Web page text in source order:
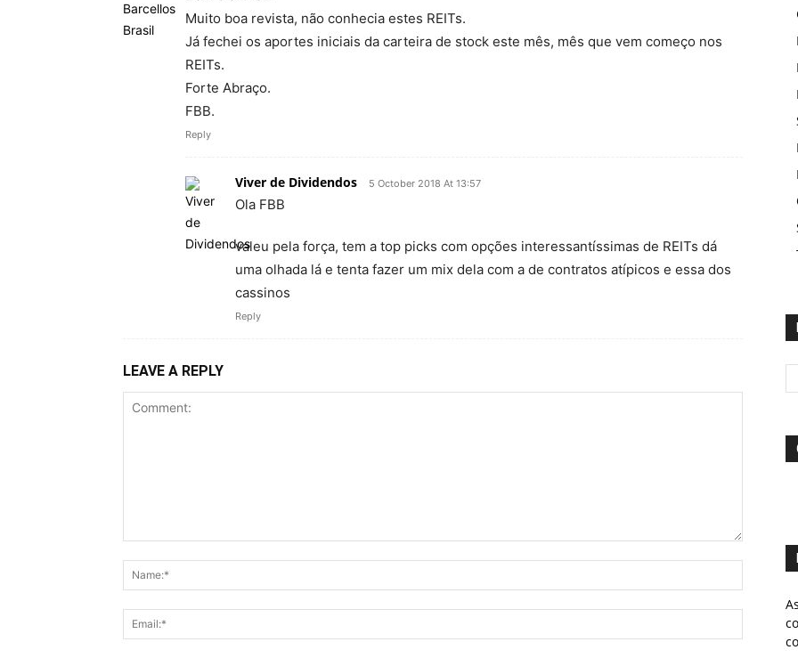
Muito boa revista, não conhecia estes REITs.
Já fechei os aportes iniciais da carteira de stock este mês, mês que vem começo nos
REITs.
Forte Abraço.
FBB.
Reply
Viver de Dividendos 5 October 2018 At 13:57
Ola FBB
valeu pela força, tem a top picks com opções interessantíssimas de REITs dá
uma olhada lá e tenta fazer um mix dela com a de contratos atípicos e essa dos
cassinos
Reply
LEAVE A REPLY